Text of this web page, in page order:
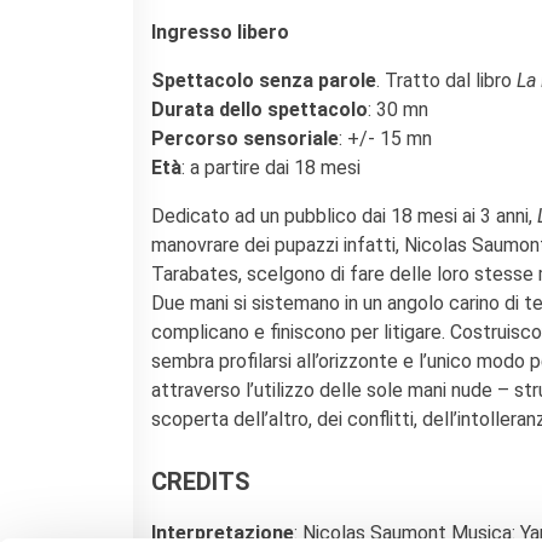
PALERMO
Bottega
Bandi
Residenze 2026
Residenze passate
CERCA
Ingresso libero
Spettacolo senza parole. Tratto dal libro La
Durata dello spettacolo: 30 mn
Percorso sensoriale: +/- 15 mn
Età: a partire dai 18 mesi
Dedicato ad un pubblico dai 18 mesi ai 3 anni,
manovrare dei pupazzi infatti, Nicolas
Tarabates, scelgono di fare delle loro stesse
Due mani si sistemano in un angolo carino di
complicano e finiscono per litigare.
sembra profilarsi all’orizzonte e l’unico
attraverso l’utilizzo delle sole mani nude –
scoperta dell’altro, dei conflitti,
CREDITS
Interpretazione: Nicolas Saumont Musica: